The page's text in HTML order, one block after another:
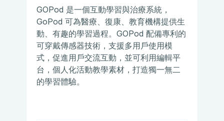
GOPod 是一個互動學習與治療系統，
GoPod 可為醫療、復康、教育機構提供生
動、有趣的學習過程。GOPod 配備專利的
可穿戴傳感器技術，支援多用戶使用模
式，促進用戶交流互動，並可利用編輯平
台，個人化活動教學素材，打造獨一無二
的學習體驗。